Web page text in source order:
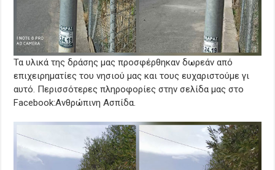
Τα υλικά της δράσης μας προσφέρθηκαν δωρεάν από
επιχειρηματίες του νησιού μας και τους ευχαριστούμε γι
αυτό. Περισσότερες πληροφορίες στην σελίδα μας στο
Facebook:Ανθρώπινη Ασπίδα.